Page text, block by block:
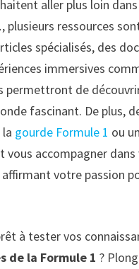
aller plus loin
, plusieurs ressources
spécialisés, des
immersives
permettront de
fascinant. De plus,
gourde Formule 1 ou un
vous accompagner
votre passion
à tester vos
de la Formule 1 ?